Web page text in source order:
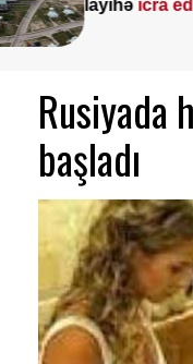
Rusiyada
başladı